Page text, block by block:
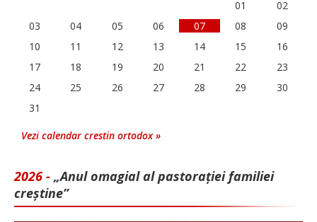
01
02
03
04 05 06 07 08
09
10
11 12 13 14 15
16
17
18 19 20 21 22
23
24
25 26 27 28 29
30
31
Vezi calendar crestin ortodox »
2026 - „Anul omagial al pastorației familiei
creștine”